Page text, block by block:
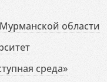
области
среда»